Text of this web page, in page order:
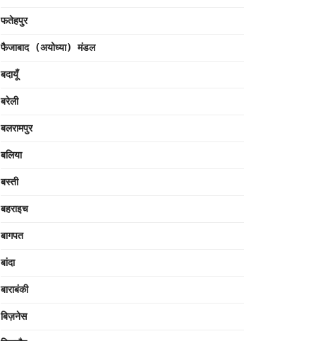
फतेहपुर
फैजाबाद (अयोध्या) मंडल
बदायूँ
बरेली
बलरामपुर
बलिया
बस्ती
बहराइच
बागपत
बांदा
बाराबंकी
बिज़नेस